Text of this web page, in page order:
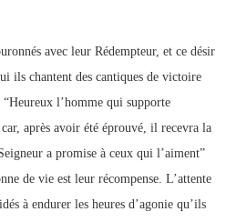
avec leur Rédempteur, et ce désir
ils chantent des cantiques de victoire
l’homme qui supporte
après avoir été éprouvé, il recevra la
a promise à ceux qui l’aiment”
de vie est leur récompense. L’attente
à endurer les heures d’agonie qu’ils